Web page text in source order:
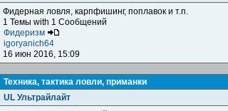
Фидерная ловля, карпфишинг, поплавок и т.п.
1 Темы with 1 Сообщений
Фидеризм
igoryanich64
16 июн 2016, 15:09
Техника, тактика ловли, приманки
UL Ультрайлайт